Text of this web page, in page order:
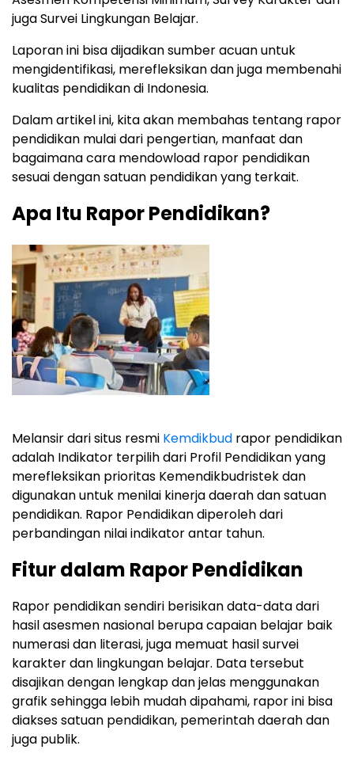
juga Survei Lingkungan Belajar.
Laporan ini bisa dijadikan sumber acuan untuk
mengidentifikasi, merefleksikan dan juga membenahi
kualitas pendidikan di Indonesia.
Dalam artikel ini, kita akan membahas tentang rapor
pendidikan mulai dari pengertian, manfaat dan
bagaimana cara mendowload rapor pendidikan
sesuai dengan satuan pendidikan yang terkait.
Apa Itu Rapor Pendidikan?
Melansir dari situs resmi Kemdikbud rapor pendidikan
adalah Indikator terpilih dari Profil Pendidikan yang
merefleksikan prioritas Kemendikbudristek dan
digunakan untuk menilai kinerja daerah dan satuan
pendidikan. Rapor Pendidikan diperoleh dari
perbandingan nilai indikator antar tahun.
Fitur dalam Rapor Pendidikan
Rapor pendidikan sendiri berisikan data-data dari
hasil asesmen nasional berupa capaian belajar baik
numerasi dan literasi, juga memuat hasil survei
karakter dan lingkungan belajar. Data tersebut
disajikan dengan lengkap dan jelas menggunakan
grafik sehingga lebih mudah dipahami, rapor ini bisa
diakses satuan pendidikan, pemerintah daerah dan
juga publik.